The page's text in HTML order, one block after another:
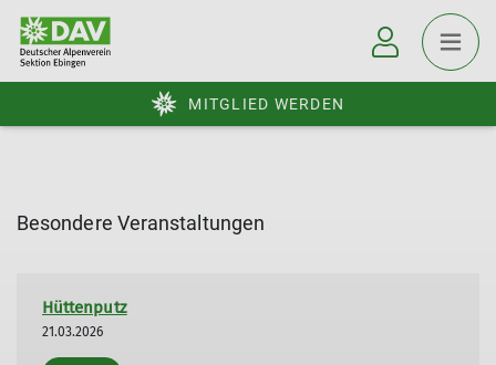
MITGLIED WERDEN
Besondere Veranstaltungen
Hüttenputz
21.03.2026